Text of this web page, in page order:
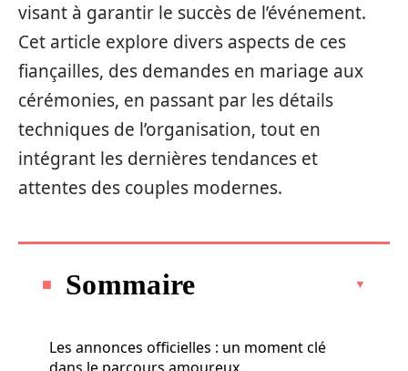
visant à garantir le succès de l’événement.
Cet article explore divers aspects de ces
fiançailles, des demandes en mariage aux
cérémonies, en passant par les détails
techniques de l’organisation, tout en
intégrant les dernières tendances et
attentes des couples modernes.
Sommaire
Les annonces officielles : un moment clé
dans le parcours amoureux